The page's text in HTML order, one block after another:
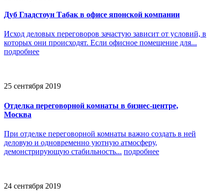
Дуб Гладстоун Табак в офисе японской компании
Исход деловых переговоров зачастую зависит от условий, в
которых они происходят. Если офисное помещение для...
подробнее
25 сентября 2019
Отделка переговорной комнаты в бизнес-центре,
Москва
При отделке переговорной комнаты важно создать в ней
деловую и одновременно уютную атмосферу,
демонстрирующую стабильность... подробнее
24 сентября 2019